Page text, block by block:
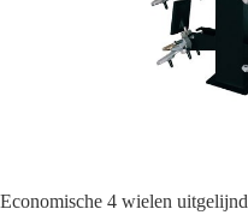
Economische 4 wielen uitgelijnd